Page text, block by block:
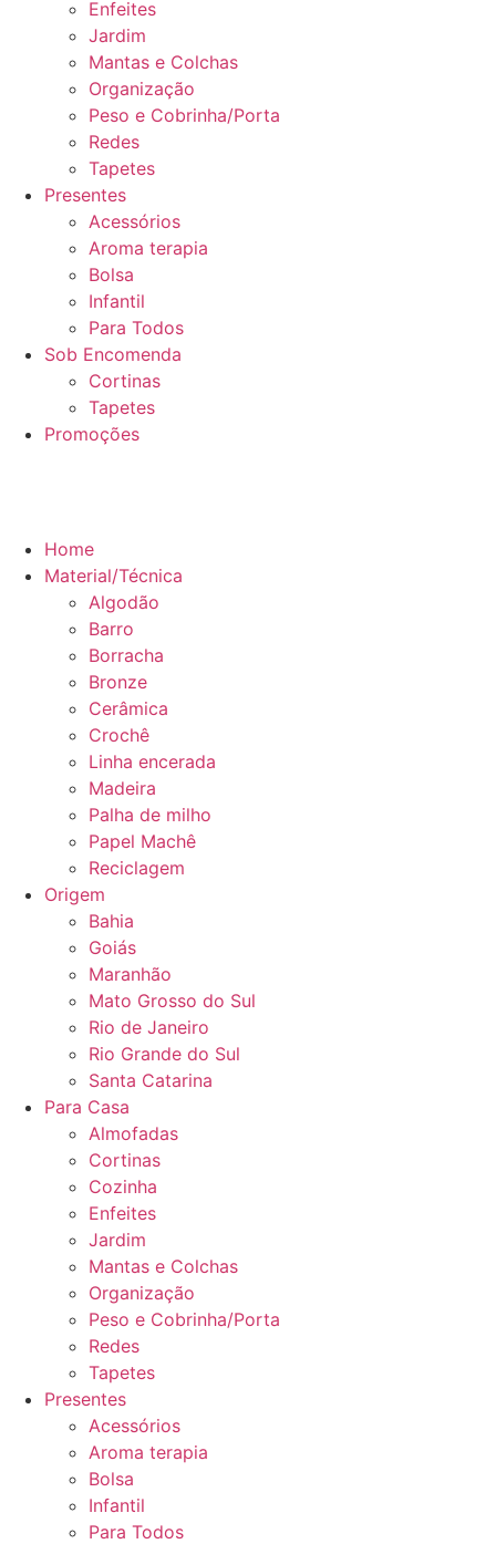
Enfeites
Jardim
Mantas e Colchas
Organização
Peso e Cobrinha/Porta
Redes
Tapetes
Presentes
Acessórios
Aroma terapia
Bolsa
Infantil
Para Todos
Sob Encomenda
Cortinas
Tapetes
Promoções
Home
Material/Técnica
Algodão
Barro
Borracha
Bronze
Cerâmica
Crochê
Linha encerada
Madeira
Palha de milho
Papel Machê
Reciclagem
Origem
Bahia
Goiás
Maranhão
Mato Grosso do Sul
Rio de Janeiro
Rio Grande do Sul
Santa Catarina
Para Casa
Almofadas
Cortinas
Cozinha
Enfeites
Jardim
Mantas e Colchas
Organização
Peso e Cobrinha/Porta
Redes
Tapetes
Presentes
Acessórios
Aroma terapia
Bolsa
Infantil
Para Todos